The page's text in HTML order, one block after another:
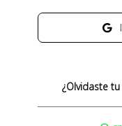
¿Olvidaste